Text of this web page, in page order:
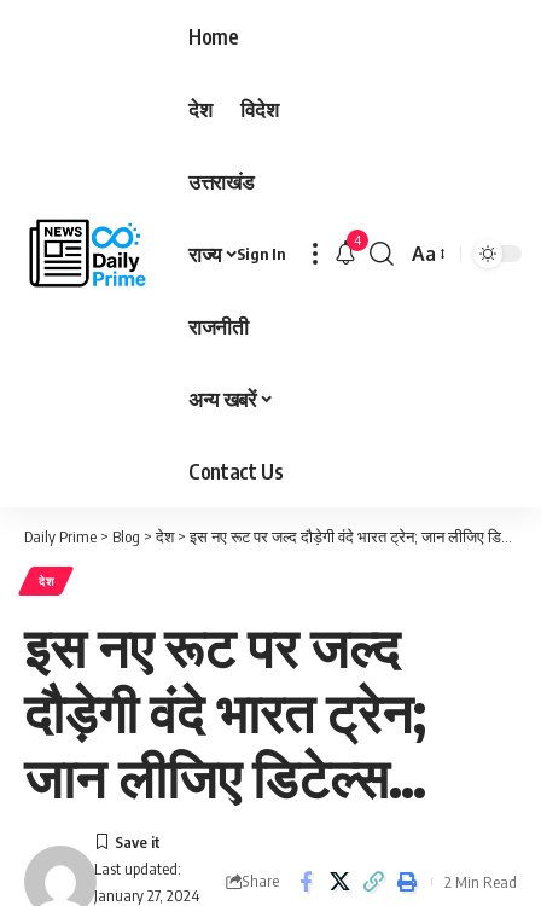
Home
देश विदेश
उत्तराखंड
राज्य
राजनीती
अन्य खबरें
Contact Us
Sign In
4
Font
Aa
Daily Prime > Blog >देश>इस नए रूट पर जल्द दौड़ेगी वंदे भारत ट्रेन; जान लीजिए डिटेल्स…
देश
इस नए रूट पर जल्द
दौड़ेगी वंदे भारत ट्रेन;
जान लीजिए डिटेल्स…
Last updated:
January 27, 2024
Share 2 Min Read